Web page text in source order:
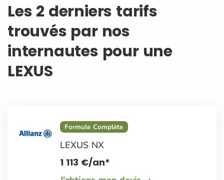
Les 2 derniers tarifs
trouvés par nos
internautes pour une
LEXUS
Formule Complète
LEXUS NX
1 113 €/an*